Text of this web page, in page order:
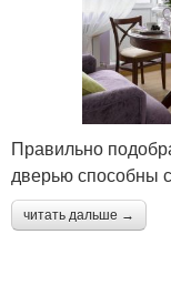
Правильно
дверью способны
читать дальше →